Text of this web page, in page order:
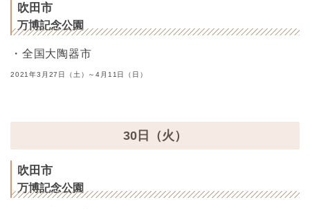
吹田市
万博記念公園
・全国大陶器市
2021年3月27日（土）～4月11日（日）
30日（火）
吹田市
万博記念公園